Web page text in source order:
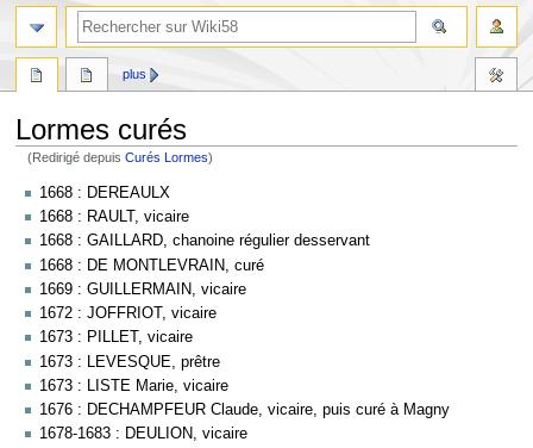
Lormes curés
(Redirigé depuisCurés Lormes)
Aller
la
navigation
Aller
la
recherche
1668 : DEREAULX
1668 : RAULT, vicaire
1668 : GAILLARD, chanoine régulier desservant
1668 : DE MONTLEVRAIN, curé
1669 : GUILLERMAIN, vicaire
1672 : JOFFRIOT, vicaire
1673 : PILLET, vicaire
1673 : LEVESQUE, prêtre
1673 : LISTE Marie, vicaire
1676 : DECHAMPFEUR Claude, vicaire, puis curé à Magny
1678-1683 : DEULION, vicaire
plus